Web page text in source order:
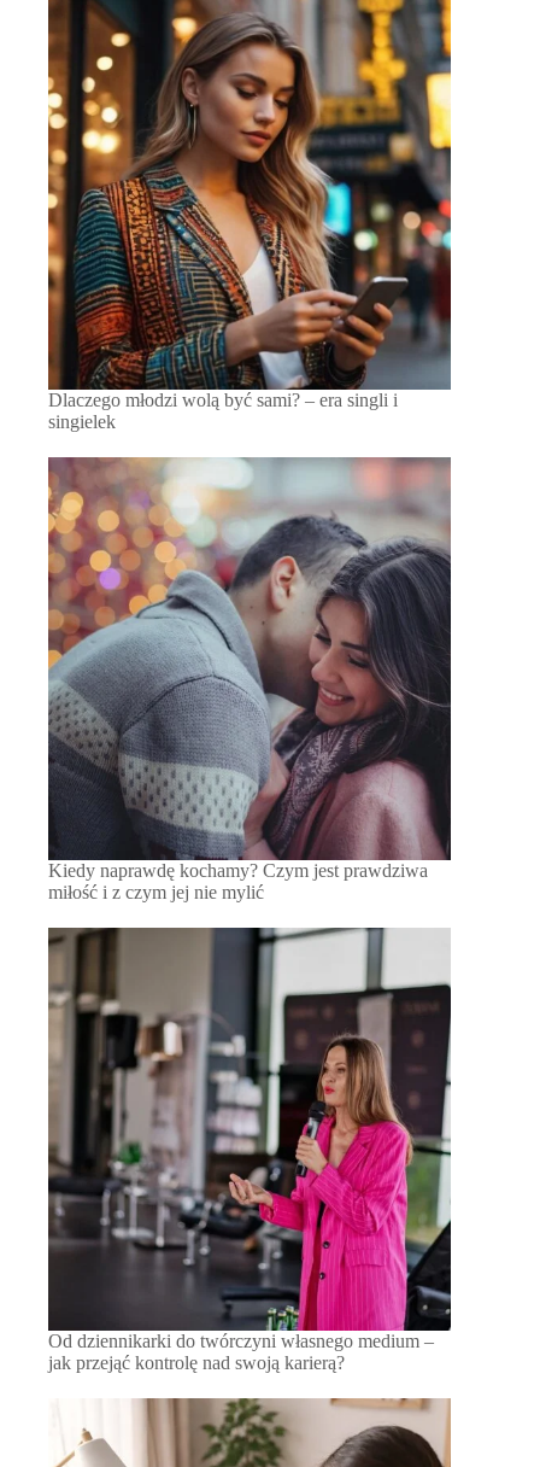
Dlaczego młodzi wolą być sami? – era singli i
singielek
Kiedy naprawdę kochamy? Czym jest prawdziwa
miłość i z czym jej nie mylić
Od dziennikarki do twórczyni własnego medium –
jak przejąć kontrolę nad swoją karierą?